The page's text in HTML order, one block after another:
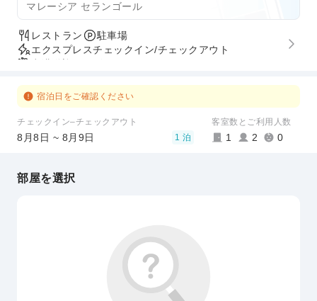
マレーシア セランゴール
レストラン
駐車場
エクスプレスチェックイン/チェックアウト
宿泊日をご確認ください
チェックイン–チェックアウト
8月8日 ~ 8月9日 1 泊
客室数とご利用人数
1 2 0
部屋を選択